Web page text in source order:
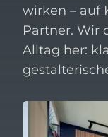
wirken – auf
Partner. Wir
Alltag her: